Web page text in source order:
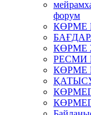
форум
КӨРМЕ
КӨРМЕ
РЕСМИ
КӨРМЕ